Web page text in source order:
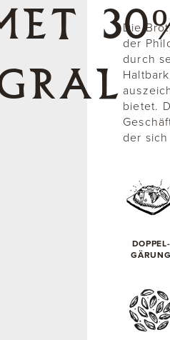
Die
der
durch
bietet.
der
DOPPEL-
GÄRUNG